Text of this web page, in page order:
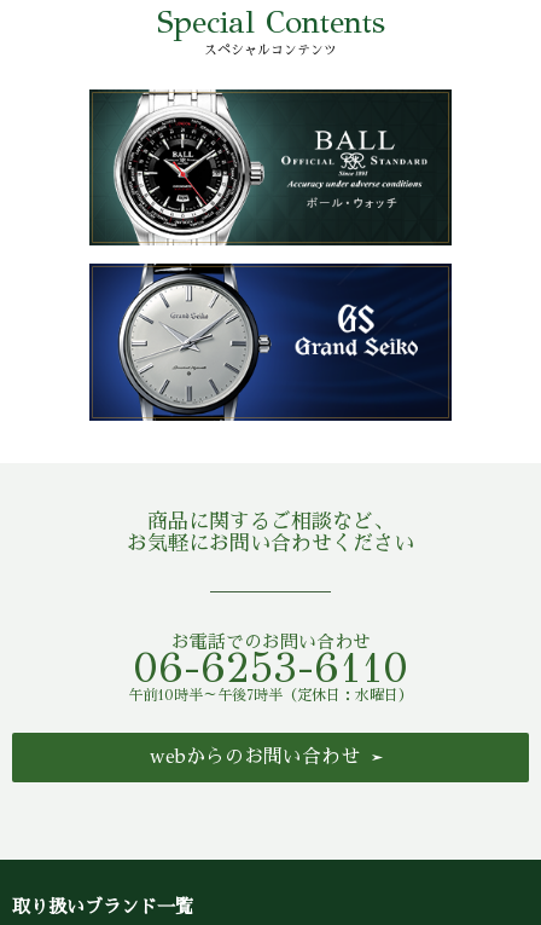
Special Contents
スペシャルコンテンツ
商品に関するご相談など、
お気軽にお問い合わせください
お電話でのお問い合わせ
06-6253-6110
午前10時半～午後7時半（定休日：水曜日）
webからのお問い合わせ
取り扱いブランド一覧